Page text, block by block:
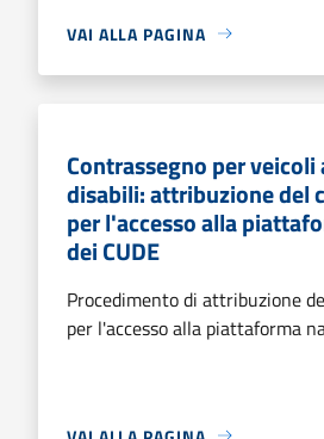
VAI ALLA PAGINA
Contrassegno per veicoli
disabili: attribuzione del
per l'accesso alla
dei CUDE
Procedimento di attribuzione
per l'accesso alla piattaforma